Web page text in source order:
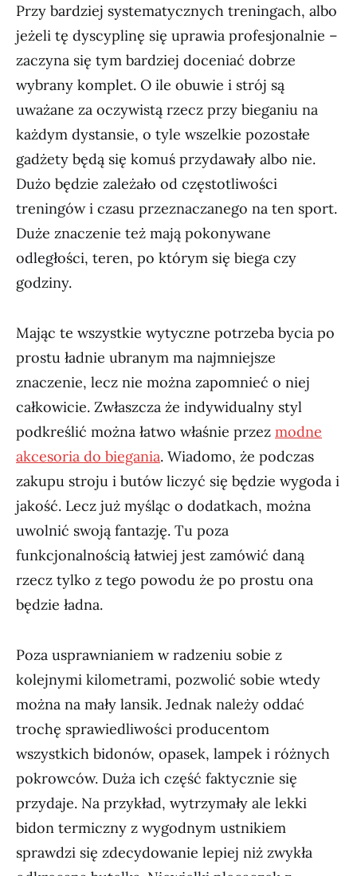
Przy bardziej systematycznych treningach, albo
jeżeli tę dyscyplinę się uprawia profesjonalnie –
zaczyna się tym bardziej doceniać dobrze
wybrany komplet. O ile obuwie i strój są
uważane za oczywistą rzecz przy bieganiu na
każdym dystansie, o tyle wszelkie pozostałe
gadżety będą się komuś przydawały albo nie.
Dużo będzie zależało od częstotliwości
treningów i czasu przeznaczanego na ten sport.
Duże znaczenie też mają pokonywane
odległości, teren, po którym się biega czy
godziny.
Mając te wszystkie wytyczne potrzeba bycia po
prostu ładnie ubranym ma najmniejsze
znaczenie, lecz nie można zapomnieć o niej
całkowicie. Zwłaszcza że indywidualny styl
podkreślić można łatwo właśnie przez modne
akcesoria do biegania. Wiadomo, że podczas
zakupu stroju i butów liczyć się będzie wygoda i
jakość. Lecz już myśląc o dodatkach, można
uwolnić swoją fantazję. Tu poza
funkcjonalnością łatwiej jest zamówić daną
rzecz tylko z tego powodu że po prostu ona
będzie ładna.
Poza usprawnianiem w radzeniu sobie z
kolejnymi kilometrami, pozwolić sobie wtedy
można na mały lansik. Jednak należy oddać
trochę sprawiedliwości producentom
wszystkich bidonów, opasek, lampek i różnych
pokrowców. Duża ich część faktycznie się
przydaje. Na przykład, wytrzymały ale lekki
bidon termiczny z wygodnym ustnikiem
sprawdzi się zdecydowanie lepiej niż zwykła